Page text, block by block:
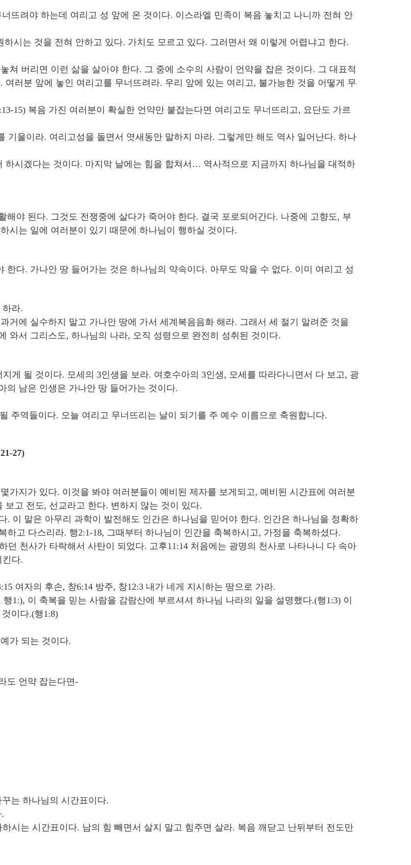
뜨려야 하는데 여리고 성 앞에 온 것이다. 이스라엘 민족이 복음 놓치고 나니까 전혀 안
시는 것을 전혀 안하고 있다. 가치도 모르고 있다. 그러면서 왜 이렇게 어렵냐고 한다.
쳐 버리면 이런 삶을 살아야 한다. 그 중에 소수의 사람이 언약을 잡은 것이다. 그 대표적
러분 앞에 놓인 여리고를 무너뜨려라. 우리 앞에 있는 여리고, 불가능한 것을 어떻게 무
15) 복음 가진 여러분이 확실한 언약만 붙잡는다면 여리고도 무너뜨리고, 요단도 가르
기울이라. 여리고성을 돌면서 엿새동안 말하지 마라. 그렇게만 해도 역사 일어난다. 하나
하시겠다는 것이다. 마지막 날에는 힘을 합쳐서… 역사적으로 지금까지 하나님을 대적하
야 된다. 그것도 전쟁중에 살다가 죽어야 한다. 결국 포로되어간다. 나중에 고향도, 부
시는 일에 여러분이 있기 때문에 하나님이 행하실 것이다.
다. 가나안 땅 들어가는 것은 하나님의 약속이다. 아무도 막을 수 없다. 이미 여리고 성
하라.
거에 실수하지 말고 가나안 땅에 가서 세계복음음화 해라. 그래서 세 절기 알려준 것을
와서 그리스도, 하나님의 나라, 오직 성령으로 완전히 성취된 것이다.
게 될 것이다. 모세의 3인생을 보라. 여호수아의 3인생, 모세를 따라다니면서 다 보고, 광
의 남은 인생은 가나안 땅 들어가는 것이다.
주역들이다. 오늘 여리고 무너뜨리는 날이 되기를 주 예수 이름으로 축원합니다.
27)
가지가 있다. 이것을 봐야 여러분들이 예비된 제자를 보게되고, 예비된 시간표에 여러분
고 전도, 선교라고 한다. 변하지 않는 것이 있다.
. 이 말은 아무리 과학이 발전해도 인간은 하나님을 믿어야 한다. 인간은 하나님을 정확하
하고 다스리라. 행2:1-18, 그때부터 하나님이 인간을 축복하시고, 가정을 축복하셨다.
던 천사가 타락해서 사탄이 되었다. 고후11:14 처음에는 광명의 천사로 나타나니 다 속아
킨다.
여자의 후손, 창6:14 방주, 창12:3 내가 네게 지시하는 땅으로 가라.
1:), 이 축복을 믿는 사람을 감람산에 부르셔셔 하나님 나라의 일을 설명했다.(행1:3) 이
이다.(행1:8)
가 되는 것이다.
도 언약 잡는다면-
는 하나님의 시간표이다.
시는 시간표이다. 남의 힘 빼면서 살지 말고 힘주면 살라. 복음 깨닫고 난뒤부터 전도만